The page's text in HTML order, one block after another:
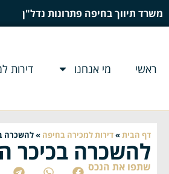
משרד תיווך בחיפה פתרונות נדל"ן
ראשי מי אנחנו דירות
דף הבית»דירות למכירה בחיפה »להשכרה
להשכרה בכיכר
שתפו את הנכס